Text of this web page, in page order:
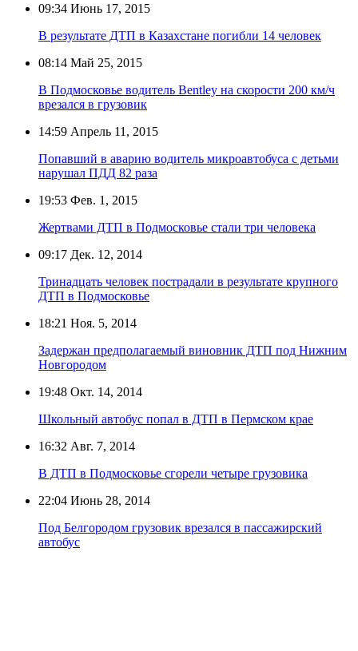
09:34 Июнь 17, 2015
В результате ДТП в Казахстане погибли 14 человек
08:14 Май 25, 2015
В Подмосковье водитель Bentley на скорости 200 км/ч
врезался в грузовик
14:59 Апрель 11, 2015
Попавший в аварию водитель микроавтобуса с детьми
нарушал ПДД 82 раза
19:53 Фев. 1, 2015
Жертвами ДТП в Подмосковье стали три человека
09:17 Дек. 12, 2014
Тринадцать человек пострадали в результате крупного
ДТП в Подмосковье
18:21 Ноя. 5, 2014
Задержан предполагаемый виновник ДТП под Нижним
Новгородом
19:48 Окт. 14, 2014
Школьный автобус попал в ДТП в Пермском крае
16:32 Авг. 7, 2014
В ДТП в Подмосковье сгорели четыре грузовика
22:04 Июнь 28, 2014
Под Белгородом грузовик врезался в пассажирский
автобус